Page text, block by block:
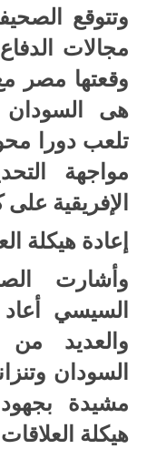
وتتوقع
مجالات
وقعتها مصر
هى السودان
تلعب دورا
مواجهة
الإفريقية على
إعادة هيكلة
وأشارت
السيسي أعاد
والعديد من
السودان
مشيدة
هيكلة